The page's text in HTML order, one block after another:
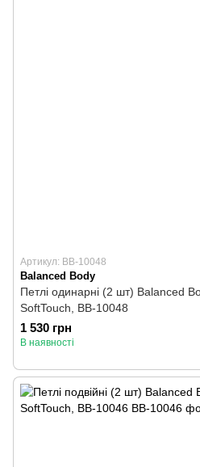
Артикул: BB-10048
Balanced Body
Петлі одинарні (2 шт) Balanced
SoftTouch, BB-10048
1 530 грн
В наявності